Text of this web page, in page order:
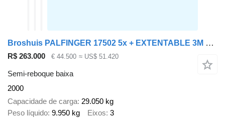
Broshuis PALFINGER 17502 5x + EXTENTABLE 3M + 3x AXLE STEERING + REMOTE +
R$ 263.000 € 44.500 ≈ US$ 51.420
Semi-reboque baixa
2000
Capacidade de carga 29.050 kg
Peso líquido 9.950 kg Eixos 3